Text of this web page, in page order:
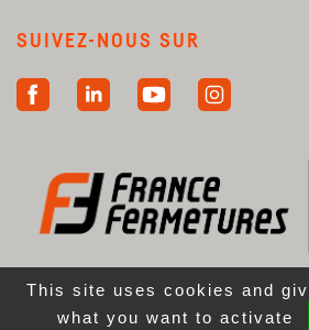
SUIVEZ-NOUS SUR
This site uses cookies and
what you want to activate